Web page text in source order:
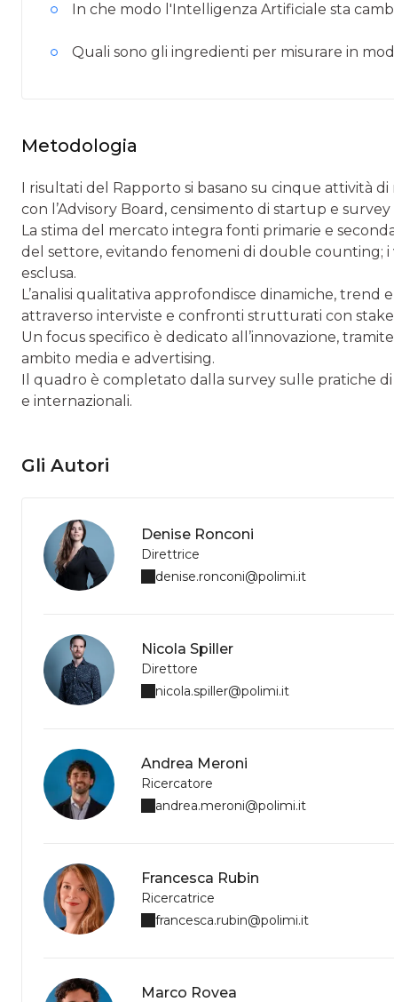
In che modo l'Intelligenza Artificiale sta
Quali sono gli ingredienti per misurare in
Metodologia
I risultati del Rapporto si basano su cinque attività
con l’Advisory Board, censimento di startup e survey
La stima del mercato integra fonti primarie e
del settore, evitando fenomeni di double counting; i
esclusa.
L’analisi qualitativa approfondisce dinamiche,
attraverso interviste e confronti strutturati con
Un focus specifico è dedicato all’innovazione,
ambito media e advertising.
Il quadro è completato dalla survey sulle pratiche di
e internazionali.
Gli Autori
Denise Ronconi
Direttrice
denise.ronconi@polimi.it
Nicola Spiller
Direttore
nicola.spiller@polimi.it
Andrea Meroni
Ricercatore
andrea.meroni@polimi.it
Francesca Rubin
Ricercatrice
francesca.rubin@polimi.it
Marco Rovea